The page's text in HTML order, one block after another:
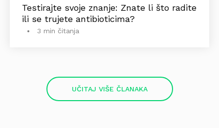
Testirajte svoje znanje: Znate li što radite
ili se trujete antibioticima?
3 min čitanja
UČITAJ VIŠE ČLANAKA